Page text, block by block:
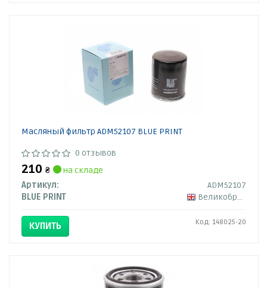
Масляный фильтр ADM52107 BLUE PRINT
0 отзывов
210 ₴
на складе
Артикул:
ADM52107
BLUE PRINT
Великобритания
КУПИТЬ Код: 148025-20